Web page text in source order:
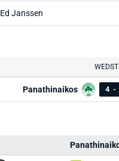
Ed Janssen
Panathinaikos 4 -